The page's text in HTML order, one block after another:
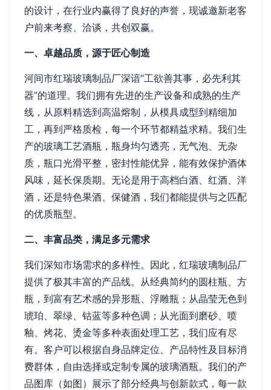
的设计，在行业内赢得了良好的声誉，现诚邀新老客
户前来考察、洽谈，共创双赢。
一、卓越品质，源于匠心制造
河间市红瑞玻璃制品厂深谙“工欲善其事，必先利其
器”的道理。我们拥有先进的生产设备和成熟的生产
线，从原料精选到高温熔制，从模具成型到精细加
工，再到严格质检，每一个环节都精益求精。我们生
产的玻璃工艺酒瓶，瓶身均匀透亮，无气泡、无杂
质，瓶口光滑平整，密封性能优异，能有效保护酒体
风味，延长保质期。无论是用于高档白酒、红酒、洋
酒，还是特色果酒、保健酒，我们都能提供与之匹配
的优质瓶型。
二、丰富品类，满足多元需求
我们深知市场需求的多样性。因此，红瑞玻璃制品厂
提供了极其丰富的产品线。从经典简约的圆柱瓶、方
瓶，到富有艺术感的异形瓶、浮雕瓶；从晶莹无色到
琥珀、翠绿、钴蓝等多种色调；从光面到磨砂、喷
釉、烤花、烫金等多种表面处理工艺，我们应有尽
有。客户可以根据自身品牌定位、产品特性及目标消
费群体，自由选择或定制专属的玻璃酒瓶。我们的产
品图库（如图）展示了部分经典与创新款式，每一款